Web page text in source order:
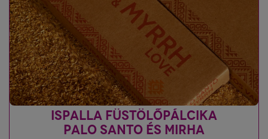
ISPALLA FÜSTÖLŐPÁLCIKA
PALO SANTO ÉS MIRHA